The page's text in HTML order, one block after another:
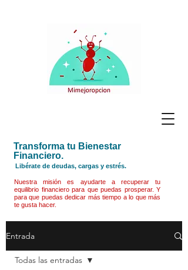
Transforma tu Bienestar
Financiero.
Libérate de deudas, cargas y estrés.
Nuestra misión es ayudarte a recuperar tu
equilibrio financiero para que puedas prosperar. Y
para que puedas dedicar más tiempo a lo que más
te gusta hacer.
Entrada
Todas las entradas